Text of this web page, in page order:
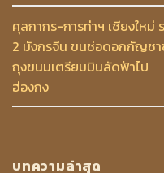
ศุลกากร-การท่าฯ เชียงใหม่
2 มังกรจีน ขนช่อดอกกัญช
ถุงขนมเตรียมบินลัดฟ้าไป
ฮ่องกง
บทความล่าสุด